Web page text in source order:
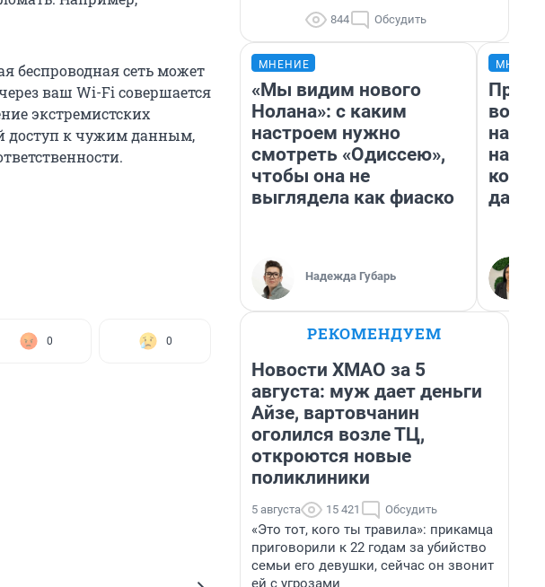
беспроводная сеть может
ваш Wi-Fi совершается
экстремистских
доступ к чужим данным,
0 0
844 Обсудить
МНЕНИЕ
«Мы видим нового
Нолана»: с каким
настроем нужно
смотреть «Одиссею»,
чтобы она не
выглядела как фиаско
Надежда Губарь
нам
даже
РЕКОМЕНДУЕМ
Новости ХМАО за 5
августа: муж дает деньги
Айзе, вартовчанин
оголился возле ТЦ,
откроются новые
поликлиники
5 августа 15 421 Обсудить
«Это тот, кого ты травила»: прикамца
приговорили к 22 годам за убийство
семьи его девушки, сейчас он звонит
ей с угрозами